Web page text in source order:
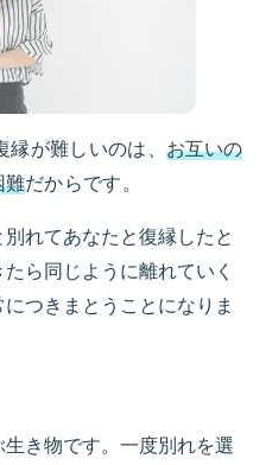
が難しいのは、 お互いの
難だからです。
れてあなたと復縁したと
ら同じように離れていく
つきまとうことになりま
き物です。一度別れを選